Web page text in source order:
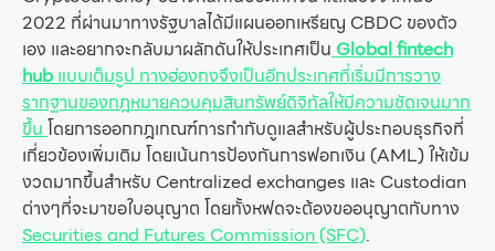
2022 ที่ผ่านมาทางรัฐบาลได้มีแผนออกเหรียญ CBDC ของตัว
เอง และอยากจะกลับมาผลักดันให้ประเทศเป็น Global fintech
hubแบบเต็มรูป ทางฮ่องกงจึงเป็นอีกประเทศที่เริ่มมีการวาง
รากฐานของกฎหมายควบคุมสินทรัพย์ดิจิทัลให้มีความชัดเจนมาก
ขึ้นโดยการออกกฎเกณฑ์การกำกับดูแลสำหรับผู้ประกอบธุรกิจที่
เกี่ยวข้องเพิ่มเติม โดยเน้นการป้องกันการฟอกเงิน (AML) ให้เข้ม
งวดมากขึ้นสำหรับ Centralized exchanges และ Custodian
ต่างๆที่จะมาขอใบอนุญาต โดยทั้งหฟดจะต้องขออนุญาตกับทาง
Securities and Futures Commission (SFC).